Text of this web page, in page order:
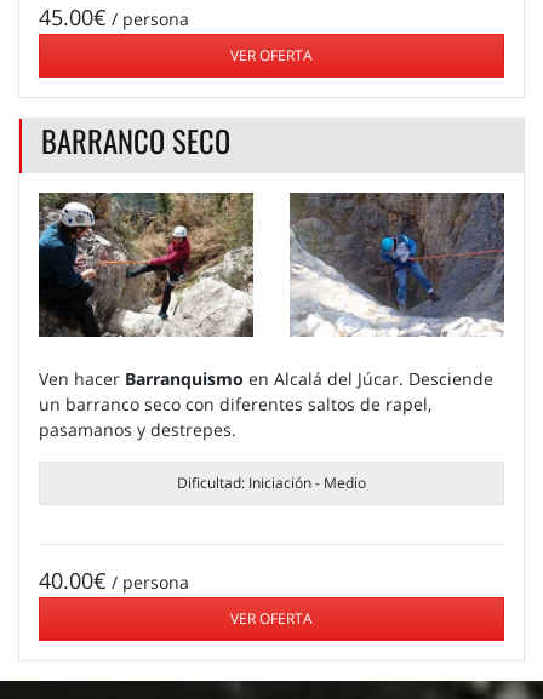
45.00€ / persona
VER OFERTA
BARRANCO SECO
Ven hacer Barranquismo en Alcalá del Júcar. Desciende
un barranco seco con diferentes saltos de rapel,
pasamanos y destrepes.
Dificultad: Iniciación - Medio
40.00€ / persona
VER OFERTA